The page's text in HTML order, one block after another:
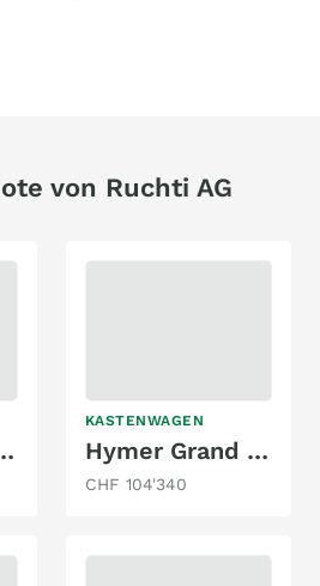
von Ruchti AG
KASTENWAGEN
Hymer Grand Canyon
CHF 104'340